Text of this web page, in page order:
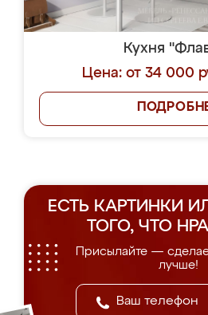
Кухня
Цена: от 34 000
ЕСТЬ КАРТИНКИ
ТОГО, ЧТО
Присылайте —
лучше!